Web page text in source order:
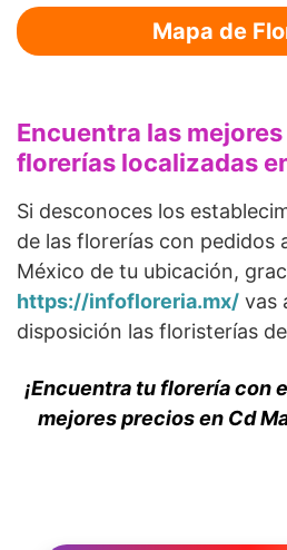
Mapa de
Encuentra las
florerías localizadas
Si desconoces los
de las florerías con pedidos
México de tu ubicación,
https://infofloreria.mx/ vas
disposición las floristerías
¡Encuentra tu florería con
mejores precios en Cd